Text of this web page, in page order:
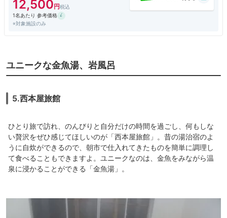
２階の食事会場、お風呂は１階にありました。お風呂は大きくはありませ
んが、とても気持ちよかったです。
12,500
1名あたり 参考価格
※対象施設のみ
ユニークな金魚湯、岩風呂
5.西本屋旅館
ひとり旅で訪れ、のんびりと自分だけの時間を過ごし、何もしな
い贅沢をぜひ感じてほしいのが「西本屋旅館」。昔の湯治宿のよ
うに自炊ができるので、朝市で仕入れてきたものを簡単に調理し
て食べることもできますよ。ユニークなのは、金魚をみながら温
泉に浸かることができる「金魚湯」。